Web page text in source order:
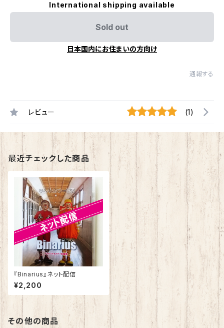
International shipping available
Sold out
日本国内にお住まいの方向け
通報する
レビュー (1)
最近チェックした商品
『Binarius』ネット配信
¥2,200
その他の商品